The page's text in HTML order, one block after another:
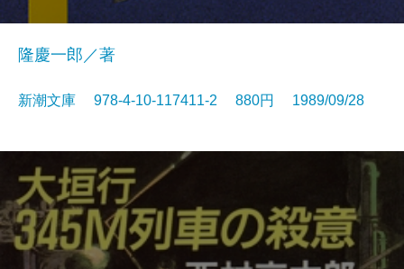
隆慶一郎／著
新潮文庫 978-4-10-117411-2 880円 1989/09/28